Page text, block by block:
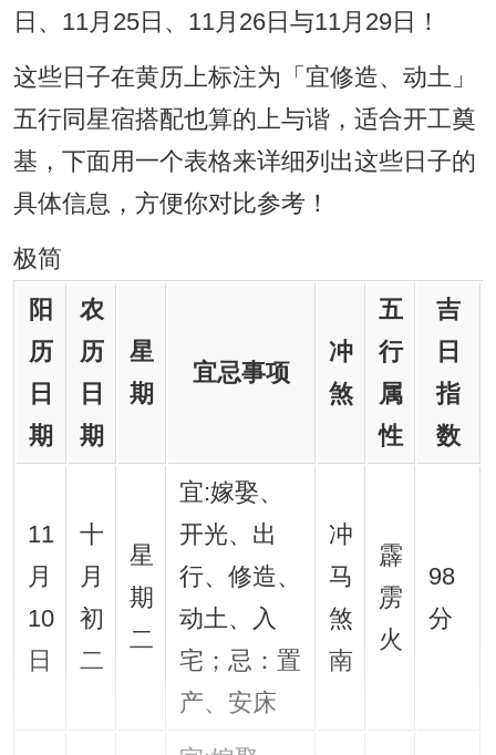
日、11月25日、11月26日与11月29日！
这些日子在黄历上标注为「宜修造、动土」
五行同星宿搭配也算的上与谐，适合开工奠
基，下面用一个表格来详细列出这些日子的
具体信息，方便你对比参考！
极简
阳
历
日
期
农
历
日
期
星
期
宜忌事项
冲
煞
五
行
属
性
吉
日
指
数
11
月
10
日
十
月
初
二
星
期
二
宜:嫁娶、
开光、出
行、修造、
动土、入
宅；忌：置
产、安床
冲
马
煞
南
霹
雳
火
98
分